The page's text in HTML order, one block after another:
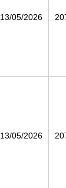
13/05/2026
13/05/2026